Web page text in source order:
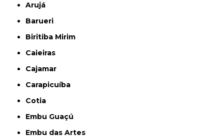
Arujá
Barueri
Biritiba Mirim
Caieiras
Cajamar
Carapicuíba
Cotia
Embu Guaçú
Embu das Artes